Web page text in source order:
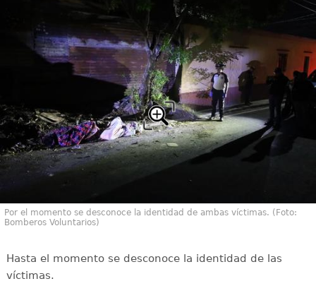
Por el momento se desconoce la identidad de ambas víctimas. (Foto:
Bomberos Voluntarios)
Hasta el momento se desconoce la identidad de las
víctimas.